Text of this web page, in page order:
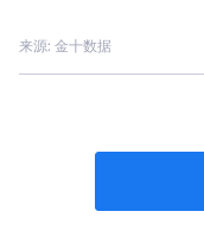
来源: 金十数据